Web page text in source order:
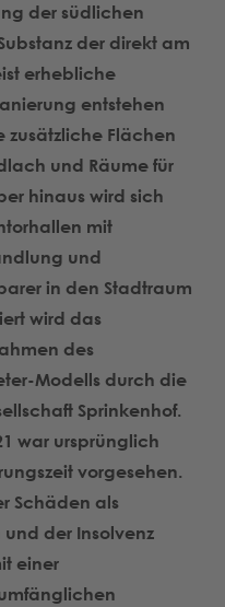
der südlichen
der direkt am
erhebliche
entstehen
zusätzliche Flächen
und Räume für
hinaus wird sich
mit
und
in den Stadtraum
wird das
des
Modells durch die
Sprinkenhof.
war ursprünglich
vorgesehen.
Schäden als
der Insolvenz
einer